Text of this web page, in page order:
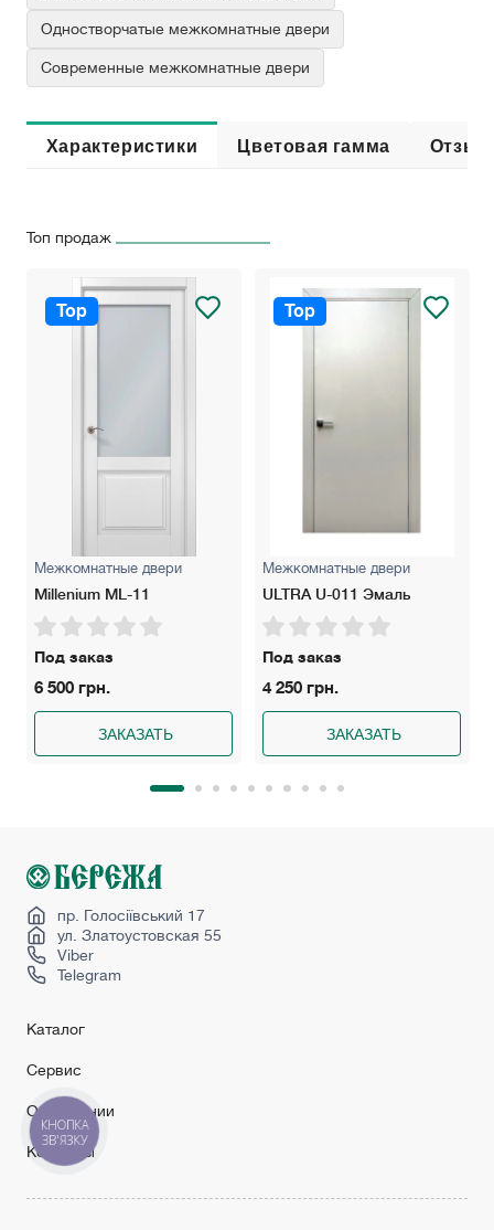
Одностворчатые межкомнатные двери
Современные межкомнатные двери
Характеристики Цветовая гамма
Топ продаж
Top
Межкомнатные двери
Millenium ML-11
Под заказ
6 500 грн.
ЗАКАЗАТЬ
Top
Межкомнатные двери
ULTRA U-011 Эмаль
Под заказ
4 250 грн.
ЗАКАЗАТЬ
пр. Голосіївський 17
ул. Златоустовская 55
Viber
Telegram
Каталог
Сервис
О компании
Контакты
КНОПКА
ЗВ'ЯЗКУ